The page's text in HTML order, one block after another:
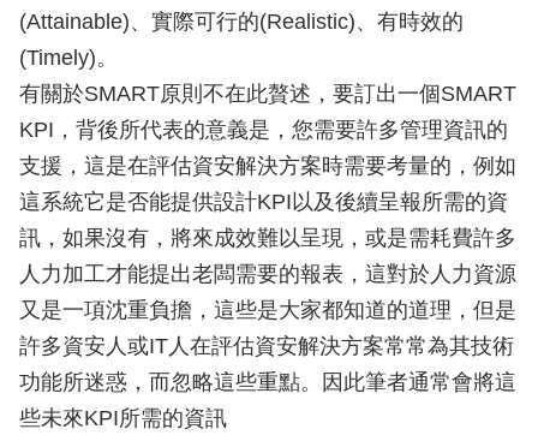
(Attainable)、實際可行的(Realistic)、有時效的
(Timely)。
有關於SMART原則不在此贅述，要訂出一個SMART
KPI，背後所代表的意義是，您需要許多管理資訊的
支援，這是在評估資安解決方案時需要考量的，例如
這系統它是否能提供設計KPI以及後續呈報所需的資
訊，如果沒有，將來成效難以呈現，或是需耗費許多
人力加工才能提出老闆需要的報表，這對於人力資源
又是一項沈重負擔，這些是大家都知道的道理，但是
許多資安人或IT人在評估資安解決方案常常為其技術
功能所迷惑，而忽略這些重點。因此筆者通常會將這
些未來KPI所需的資訊